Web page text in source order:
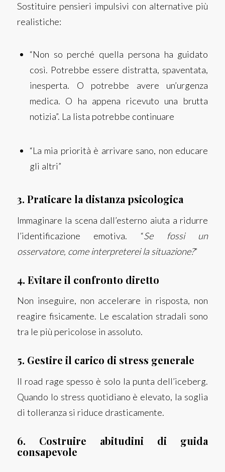
Sostituire pensieri impulsivi con alternative più
realistiche:
“Non so perché quella persona ha guidato
così. Potrebbe essere distratta, spaventata,
inesperta. O potrebbe avere un’urgenza
medica. O ha appena ricevuto una brutta
notizia”. La lista potrebbe continuare
“La mia priorità è arrivare sano, non educare
gli altri”
3. Praticare la distanza psicologica
Immaginare la scena dall’esterno aiuta a ridurre
l’identificazione emotiva. “Se fossi un
osservatore, come interpreterei la situazione?”
4. Evitare il confronto diretto
Non inseguire, non accelerare in risposta, non
reagire fisicamente. Le escalation stradali sono
tra le più pericolose in assoluto.
5. Gestire il carico di stress generale
Il road rage spesso è solo la punta dell’iceberg.
Quando lo stress quotidiano è elevato, la soglia
di tolleranza si riduce drasticamente.
6. Costruire abitudini di guida
consapevole